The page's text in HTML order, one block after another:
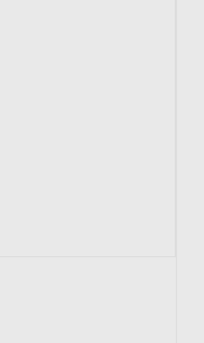
TAMASHA
Kantor